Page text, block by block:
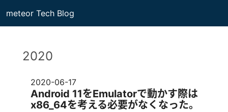
meteor Tech Blog
2020
2020-06-17
Android 11をEmulatorで動かす際は
x86_64を考える必要がなくなった。